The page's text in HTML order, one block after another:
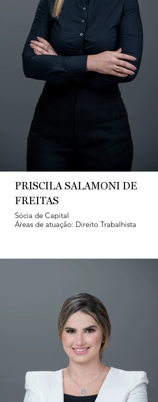
PRISCILA SALAMONI DE
FREITAS
Sócia de Capital
Áreas de atuação: Direito Trabalhista